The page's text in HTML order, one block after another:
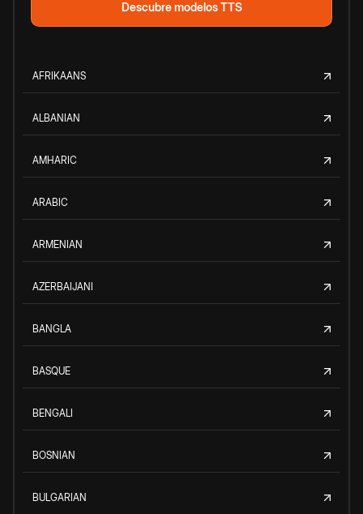
Descubre modelos TTS
AFRIKAANS
ALBANIAN
AMHARIC
ARABIC
ARMENIAN
AZERBAIJANI
BANGLA
BASQUE
BENGALI
BOSNIAN
BULGARIAN